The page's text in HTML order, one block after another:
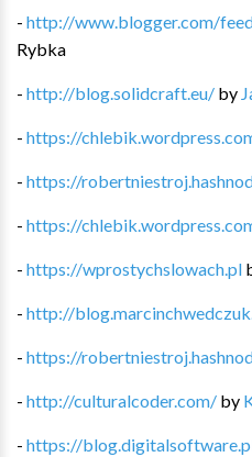
- http://www.blogger.com/
Rybka
- http://blog.solidcraft.eu/ by
- https://
- https://
- https://
- https://wprostychslowach.pl
- http://
- https://
- http://culturalcoder.com/ by
- https://